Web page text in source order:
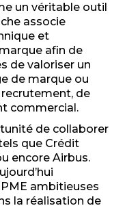
un véritable outil
associe
et
afin de
de valoriser un
de marque ou
de
commercial.
de collaborer
que Crédit
encore Airbus.
ambitieuses
la réalisation de